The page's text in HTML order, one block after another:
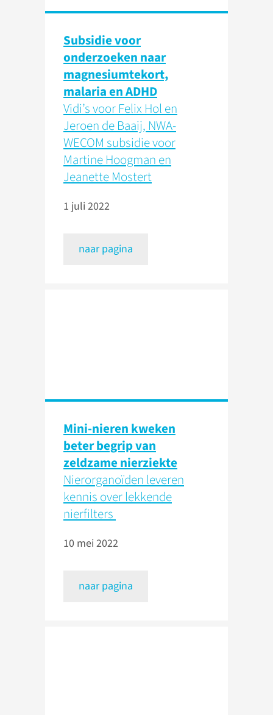
Subsidie voor
onderzoeken naar
magnesiumtekort,
malaria en ADHD
Vidi’s voor Felix Hol en
Jeroen de Baaij, NWA-
WECOM subsidie voor
Martine Hoogman en
Jeanette Mostert
1 juli 2022
naar pagina
Mini-nieren kweken
beter begrip van
zeldzame nierziekte
Nierorganoïden leveren
kennis over lekkende
nierfilters
10 mei 2022
naar pagina